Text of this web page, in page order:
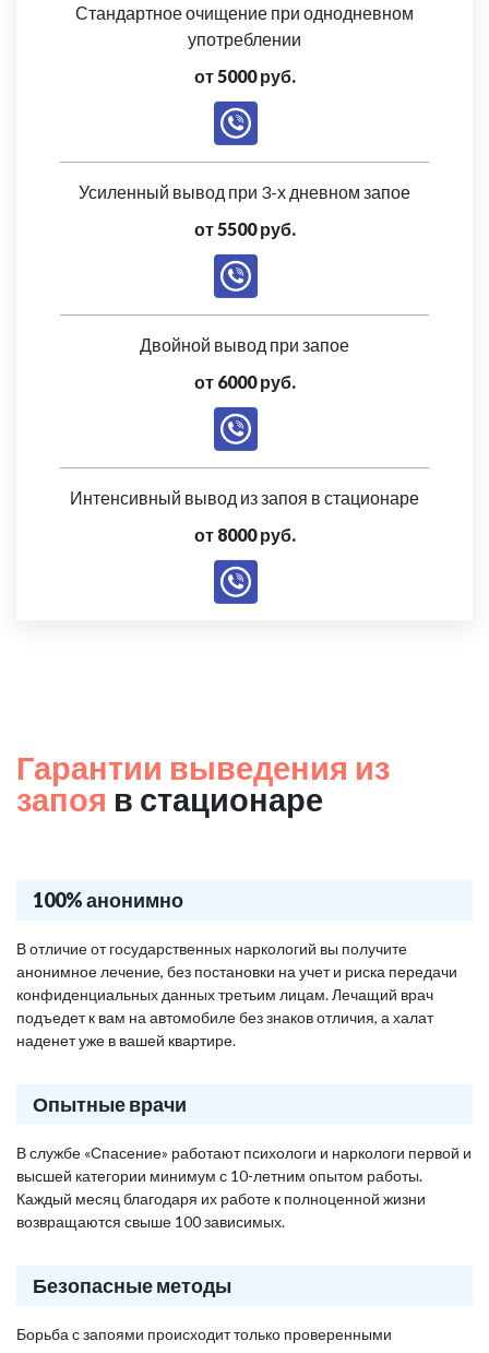
Стандартное очищение при однодневном
употреблении
от 5000 руб.
Усиленный вывод при 3-х дневном запое
от 5500 руб.
Двойной вывод при запое
от 6000 руб.
Интенсивный вывод из запоя в стационаре
от 8000 руб.
Гарантии выведения из
запоя в стационаре
100% анонимно
В отличие от государственных наркологий вы получите
анонимное лечение, без постановки на учет и риска передачи
конфиденциальных данных третьим лицам. Лечащий врач
подъедет к вам на автомобиле без знаков отличия, а халат
наденет уже в вашей квартире.
Опытные врачи
В службе «Спасение» работают психологи и наркологи первой и
высшей категории минимум с 10-летним опытом работы.
Каждый месяц благодаря их работе к полноценной жизни
возвращаются свыше 100 зависимых.
Безопасные методы
Борьба с запоями происходит только проверенными